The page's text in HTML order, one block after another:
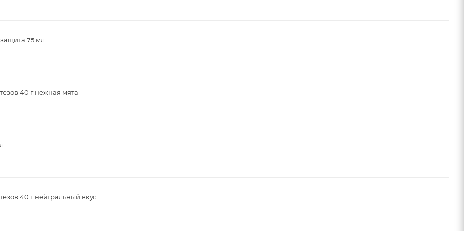
75 мл
40 г нежная мята
40 г нейтральный вкус